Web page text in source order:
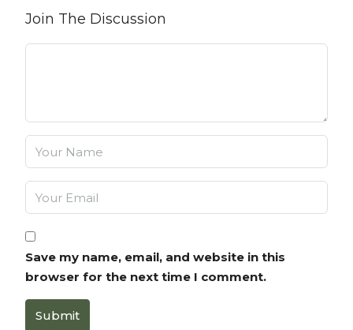
Join The Discussion
Save my name, email, and website in this
browser for the next time I comment.
Submit